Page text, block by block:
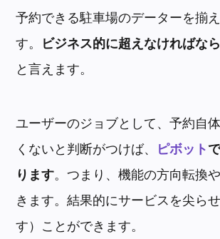
予約できる駐車場のデーターを揃
す。
ビジネス的に超えなければな
と言えます。
ユーザーのジョブとして、予約自
くないと判断がつけば、
ピボット
ります。つまり、機能の方向転換
きます。結果的にサービスを尖ら
す）ことができます。